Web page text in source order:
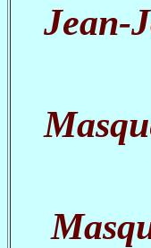
Jean-